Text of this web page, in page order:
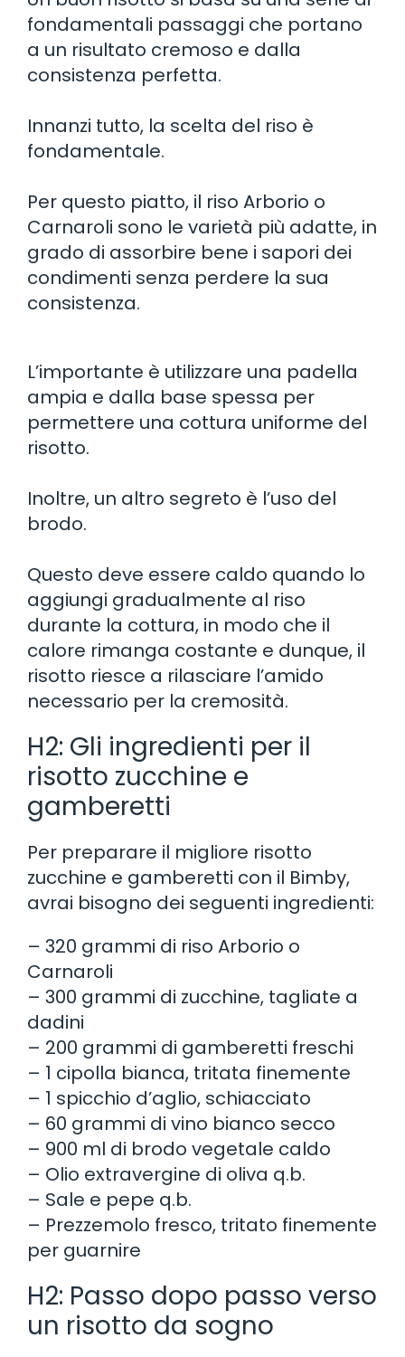
fondamentali passaggi che portano
a un risultato cremoso e dalla
consistenza perfetta.
Innanzi tutto, la scelta del riso è
fondamentale.
Per questo piatto, il riso Arborio o
Carnaroli sono le varietà più adatte, in
grado di assorbire bene i sapori dei
condimenti senza perdere la sua
consistenza.
L’importante è utilizzare una padella
ampia e dalla base spessa per
permettere una cottura uniforme del
risotto.
Inoltre, un altro segreto è l’uso del
brodo.
Questo deve essere caldo quando lo
aggiungi gradualmente al riso
durante la cottura, in modo che il
calore rimanga costante e dunque, il
risotto riesce a rilasciare l’amido
necessario per la cremosità.
H2: Gli ingredienti per il
risotto zucchine e
gamberetti
Per preparare il migliore risotto
zucchine e gamberetti con il Bimby,
avrai bisogno dei seguenti ingredienti:
– 320 grammi di riso Arborio o
Carnaroli
– 300 grammi di zucchine, tagliate a
dadini
– 200 grammi di gamberetti freschi
– 1 cipolla bianca, tritata finemente
– 1 spicchio d’aglio, schiacciato
– 60 grammi di vino bianco secco
– 900 ml di brodo vegetale caldo
– Olio extravergine di oliva q.b.
– Sale e pepe q.b.
– Prezzemolo fresco, tritato finemente
per guarnire
H2: Passo dopo passo verso
un risotto da sogno